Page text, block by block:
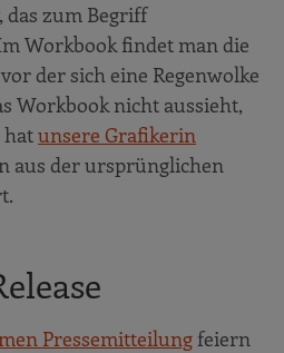
zum Begriff
Workbook findet man die
der sich eine Regenwolke
Workbook nicht aussieht,
hatunsere Grafikerin
aus der ursprünglichen
Pressemitteilung feiern